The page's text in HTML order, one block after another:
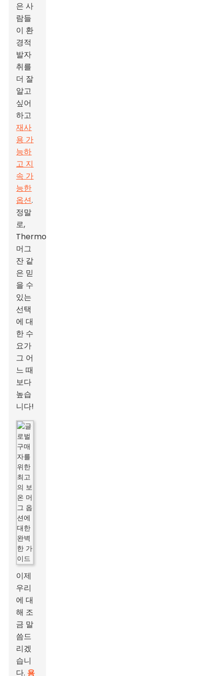
은 사
람들
이 환
경적
발자
취를
더 잘
알고
싶어
하고
재사
용 가
능하
고 지
속 가
능한
옵션.
정말
로,
Thermo
머그
잔 같
은 믿
을 수
있는
선택
에 대
한 수
요가
그 어
느 때
보다
높습
니다!
이제
우리
에 대
해 조
금 말
씀드
리겠
습니
다. 용